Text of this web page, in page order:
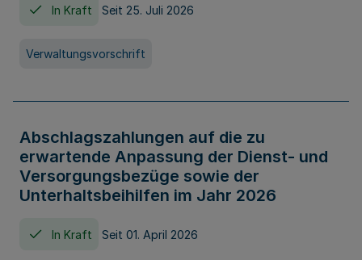
In Kraft Seit 25. Juli 2026
Verwaltungsvorschrift
Abschlagszahlungen auf die zu
erwartende Anpassung der Dienst- und
Versorgungsbezüge sowie der
Unterhaltsbeihilfen im Jahr 2026
In Kraft Seit 01. April 2026